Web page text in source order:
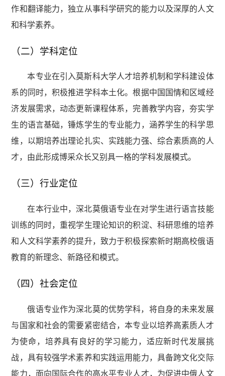
作和翻译能力，独立从事科学研究的能力以及深厚的人文
和科学素养。
（二）学科定位
本专业在引入莫斯科大学人才培养机制和学科建设体
系的同时，积极推进学科本土化。根据中国国情和区域经
济发展需求，动态更新课程体系，完善教学内容，夯实学
生的语言基础，锤炼学生的专业能力，涵养学生的科学思
维，以期培养出理论扎实、实践能力强、综合素质高的人
才，由此形成博采众长又别具一格的学科发展模式。
（三）行业定位
在本行业中，深北莫俄语专业在对学生进行语言技能
训练的同时，重视学生理论知识的积淀、科研思维的培养
和人文科学素养的提升，致力于积极探索新时期高校俄语
教育的新理念、新路径和模式。
（四）社会定位
俄语专业作为深北莫的优势学科，将自身的未来发展
与国家和社会的需要紧密结合，本专业以培养高素质人才
为使命，培养具有良好的学习能力，适应新时代发展挑
战，具有较强学术素养和实践运用能力，具备跨文化交际
能力，面向国际合作的高水平专业人才，为促进中俄人文